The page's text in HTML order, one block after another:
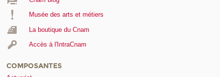
Musée des arts et métiers
La boutique du Cnam
Accès à l'IntraCnam
COMPOSANTES